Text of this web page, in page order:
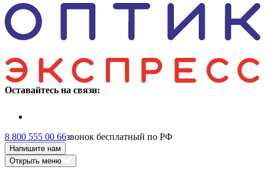
Оставайтесь на связи:
8 800 555 00 66звонок бесплатный по РФ
Напишите нам
Открыть меню